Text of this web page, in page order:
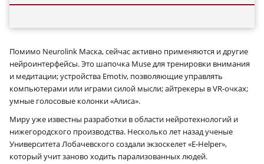
Помимо Neurolink Маска, сейчас активно применяются и другие
нейроинтерфейсы. Это шапочка Muse для тренировки внимания
и медитации; устройства Emotiv, позволяющие управлять
компьютерами или играми силой мысли; айтрекеры в VR-очках;
умные голосовые колонки «Алиса».
Миру уже известны разработки в области нейротехнологий и
нижегородского производства. Несколько лет назад ученые
Университета Лобачевского создали экзоскелет «E‑Helper»,
который учит заново ходить парализованных людей.